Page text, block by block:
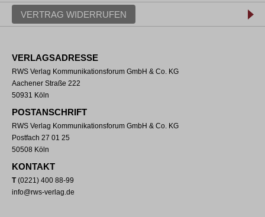
VERTRAG WIDERRUFEN
VERLAGSADRESSE
RWS Verlag Kommunikationsforum GmbH & Co. KG
Aachener Straße 222
50931 Köln
POSTANSCHRIFT
RWS Verlag Kommunikationsforum GmbH & Co. KG
Postfach 27 01 25
50508 Köln
KONTAKT
T(0221) 400 88-99
info@rws-verlag.de